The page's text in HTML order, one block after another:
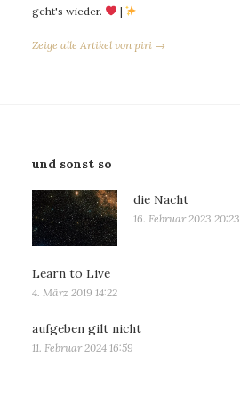
geht's wieder.
|
Zeige alle Artikel von piri →
und sonst so
die Nacht
16. Februar 2023 20:23
Learn to Live
4. März 2019 14:22
aufgeben gilt nicht
11. Februar 2024 16:59